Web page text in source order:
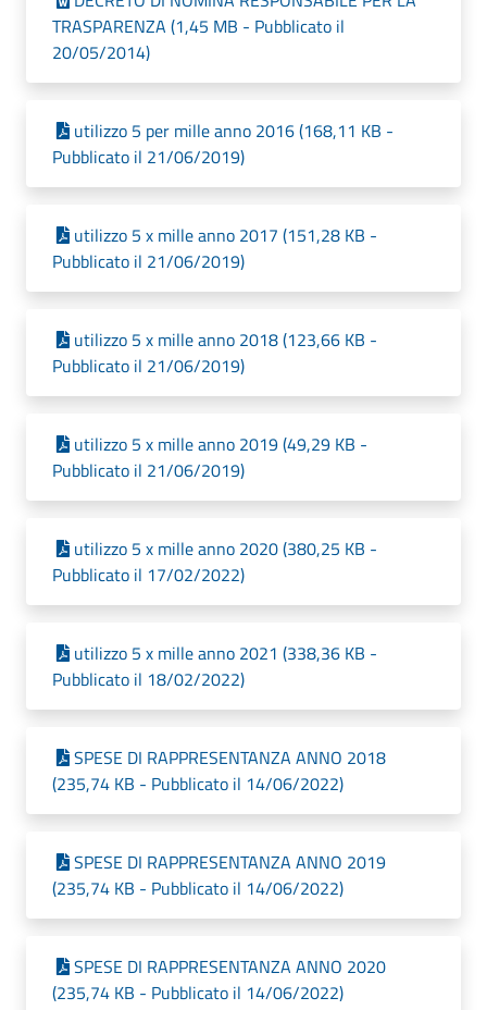
TRASPARENZA (1,45 MB - Pubblicato il
20/05/2014)
utilizzo 5 per mille anno 2016 (168,11 KB -
Pubblicato il 21/06/2019)
utilizzo 5 x mille anno 2017 (151,28 KB -
Pubblicato il 21/06/2019)
utilizzo 5 x mille anno 2018 (123,66 KB -
Pubblicato il 21/06/2019)
utilizzo 5 x mille anno 2019 (49,29 KB -
Pubblicato il 21/06/2019)
utilizzo 5 x mille anno 2020 (380,25 KB -
Pubblicato il 17/02/2022)
utilizzo 5 x mille anno 2021 (338,36 KB -
Pubblicato il 18/02/2022)
SPESE DI RAPPRESENTANZA ANNO 2018
(235,74 KB - Pubblicato il 14/06/2022)
SPESE DI RAPPRESENTANZA ANNO 2019
(235,74 KB - Pubblicato il 14/06/2022)
SPESE DI RAPPRESENTANZA ANNO 2020
(235,74 KB - Pubblicato il 14/06/2022)